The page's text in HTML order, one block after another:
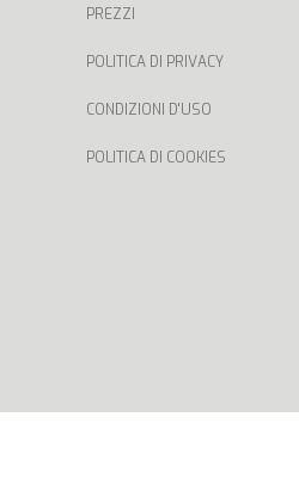
PREZZI
POLITICA DI PRIVACY
CONDIZIONI D'USO
POLITICA DI COOKIES